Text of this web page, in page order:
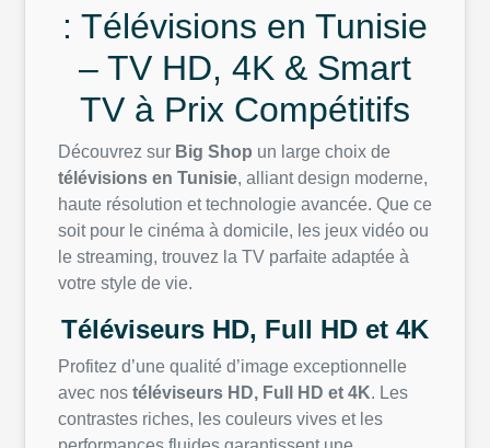
: Télévisions en Tunisie
– TV HD, 4K & Smart
TV à Prix Compétitifs
Découvrez sur Big Shop un large choix de
télévisions en Tunisie, alliant design moderne,
haute résolution et technologie avancée. Que ce
soit pour le cinéma à domicile, les jeux vidéo ou
le streaming, trouvez la TV parfaite adaptée à
votre style de vie.
Téléviseurs HD, Full HD et 4K
Profitez d’une qualité d’image exceptionnelle
avec nos téléviseurs HD, Full HD et 4K. Les
contrastes riches, les couleurs vives et les